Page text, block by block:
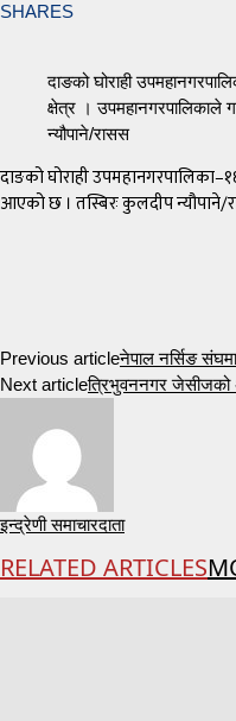
SHARES
दाङको घोराही
क्षेत्र । उपमहानगरपालिकाले
न्यौपाने/रासस
दाङको घोराही
आएको छ । तस्बिरः कुलदीप न्यौपाने/
Previous articleनेपाल नर्सिङ
Next articleत्रिभुवननगर जेसीजको
इन्द्रेणी समाचारदाता
RELATED ARTICLES